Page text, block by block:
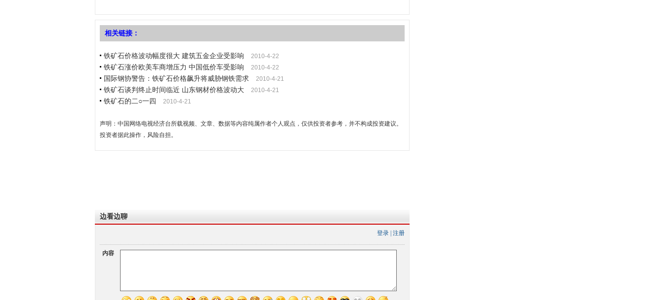
相关链接：
铁矿石价格波动幅度很大 建筑五金企业受影响 2010-4-22
铁矿石涨价欧美车商增压力 中国低价车受影响 2010-4-22
国际钢协警告：铁矿石价格飙升将威胁钢铁需求 2010-4-21
铁矿石谈判终止时间临近 山东钢材价格波动大 2010-4-21
铁矿石的二○一四 2010-4-21
声明：中国网络电视经济台所载视频、文章、数据等内容纯属作者个人观点，仅供投资者参考，并不构成投资建议。
投资者据此操作，风险自担。
边看边聊
登录 注册
内容